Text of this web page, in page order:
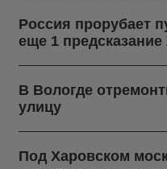
Россия прорубает
еще 1
В Вологде
улицу
Под Харовском